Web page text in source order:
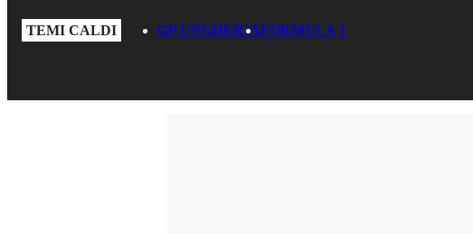
TEMI CALDI GP UNGHERIAFORMULA 1